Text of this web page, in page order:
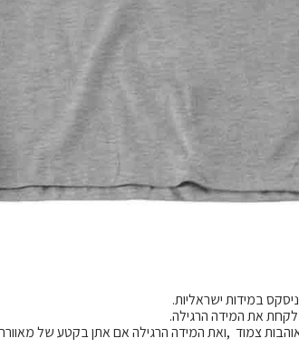
במידות ישראליות.
לקחת את המידה הרגילה.
צמוד ,ואת המידה הרגילה אם אתן בקטע של